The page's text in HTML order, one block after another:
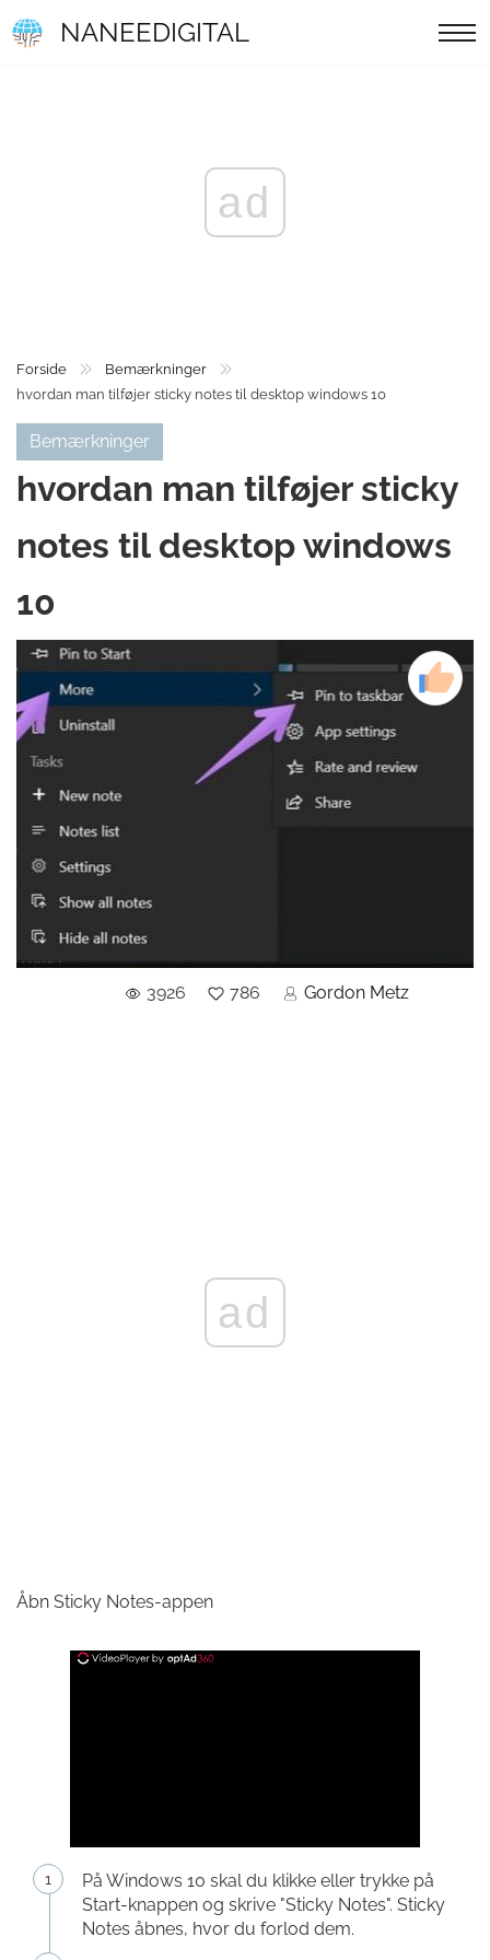
NANEEDIGITAL
ad
Forside
Bemærkninger
hvordan man tilføjer sticky notes til desktop windows 10
Bemærkninger
hvordan man tilføjer sticky
notes til desktop windows
10
3926 786 Gordon Metz
ad
Åbn Sticky Notes-appen
På Windows 10 skal du klikke eller trykke på
Start-knappen og skrive "Sticky Notes". Sticky
Notes åbnes, hvor du forlod dem.